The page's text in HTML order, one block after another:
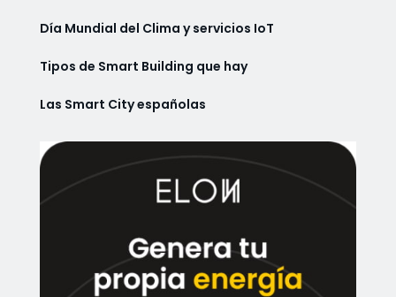
Día Mundial del Clima y servicios IoT
Tipos de Smart Building que hay
Las Smart City españolas